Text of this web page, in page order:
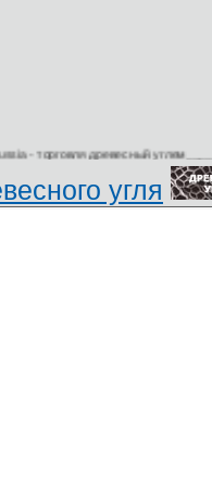
- торговля древесный